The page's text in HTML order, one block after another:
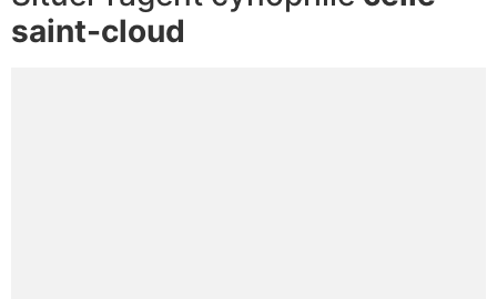
saint-cloud